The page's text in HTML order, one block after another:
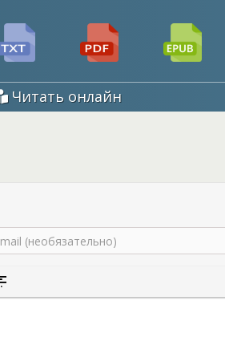
Читать онлайн
текста
спойлера